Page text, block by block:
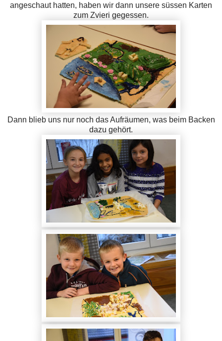
angeschaut hatten, haben wir dann unsere süssen Karten
zum Zvieri gegessen.
Dann blieb uns nur noch das Aufräumen, was beim Backen
dazu gehört.